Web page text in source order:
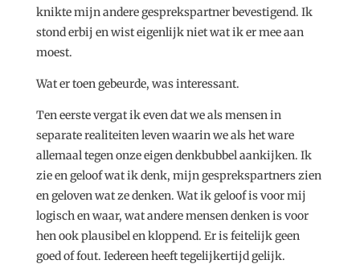
knikte mijn andere gesprekspartner bevestigend. Ik
stond erbij en wist eigenlijk niet wat ik er mee aan
moest.
Wat er toen gebeurde, was interessant.
Ten eerste vergat ik even dat we als mensen in
separate realiteiten leven waarin we als het ware
allemaal tegen onze eigen denkbubbel aankijken. Ik
zie en geloof wat ik denk, mijn gesprekspartners zien
en geloven wat ze denken. Wat ik geloof is voor mij
logisch en waar, wat andere mensen denken is voor
hen ook plausibel en kloppend. Er is feitelijk geen
goed of fout. Iedereen heeft tegelijkertijd gelijk.